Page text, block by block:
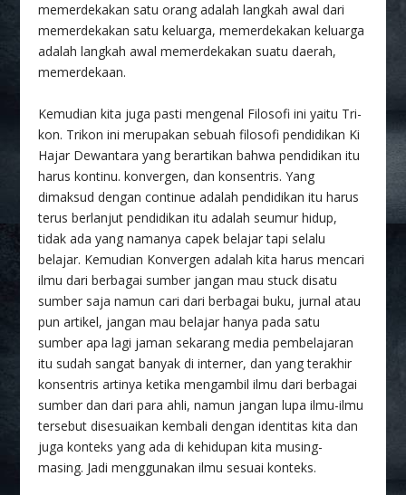
memerdekakan satu orang adalah langkah awal dari
memerdekakan satu keluarga, memerdekakan keluarga
adalah langkah awal memerdekakan suatu daerah,
memerdekaan.
Kemudian kita juga pasti mengenal Filosofi ini yaitu Tri-
kon. Trikon ini merupakan sebuah filosofi pendidikan Ki
Hajar Dewantara yang berartikan bahwa pendidikan itu
harus kontinu. konvergen, dan konsentris. Yang
dimaksud dengan continue adalah pendidikan itu harus
terus berlanjut pendidikan itu adalah seumur hidup,
tidak ada yang namanya capek belajar tapi selalu
belajar. Kemudian Konvergen adalah kita harus mencari
ilmu dari berbagai sumber jangan mau stuck disatu
sumber saja namun cari dari berbagai buku, jurnal atau
pun artikel, jangan mau belajar hanya pada satu
sumber apa lagi jaman sekarang media pembelajaran
itu sudah sangat banyak di interner, dan yang terakhir
konsentris artinya ketika mengambil ilmu dari berbagai
sumber dan dari para ahli, namun jangan lupa ilmu-ilmu
tersebut disesuaikan kembali dengan identitas kita dan
juga konteks yang ada di kehidupan kita musing-
masing. Jadi menggunakan ilmu sesuai konteks.